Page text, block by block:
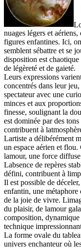
nuages légers et
figures enfantines. Ici,
semblent sébattre et se
disposition est
de légèreté et de gaieté.
Leurs expressions
concentrés dans leur
spectateur avec une
minces et aux
finesse, soulignant la
est dominée par des
contribuent à
Lartiste a délibérément
un espace aérien et flou.
lamour, une force
Labsence de repères
défini, contribuent à
Il est possible de
enfantin, une métaphore
de la joie de vivre.
du plaisir, de lamour
composition, dynamique
technique
La forme ovale du
univers enchanteur où